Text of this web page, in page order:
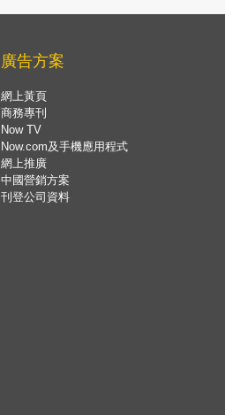
廣告方案
網上黃頁
商務專刊
Now TV
Now.com及手機應用程式
網上推廣
中國營銷方案
刊登公司資料